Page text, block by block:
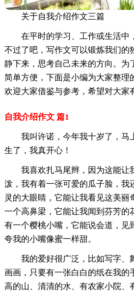
关于自我介绍作文三篇
在平时的学习、工作或生活中
不过了吧，写作文可以锻炼我们的
静下来，思考自己未来的方向。为
简单方便，下面是小编为大家整理
欢迎大家借鉴与参考，希望对大家
自我介绍作文 篇1
我叫许诺，今年我十岁了，马
生了，我真开心！
我喜欢扎马尾辫，因为这能让
泼，我有着一张可爱的瓜子脸，我
灵的大眼睛，它能让我看见这美丽
一个高鼻梁，它能让我闻到芬芳的
有一个樱桃小嘴，它能说会道，见
夸我的小嘴像蜜一样甜。
我的爱好很广泛，比如写字
画画，只要有一张白白的纸在我的
高的山、清清的水、有农家小院、